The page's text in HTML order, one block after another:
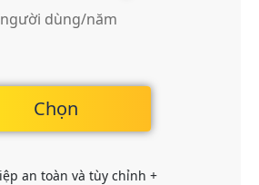
dùng/năm
Chọn
an toàn và tùy chỉnh +